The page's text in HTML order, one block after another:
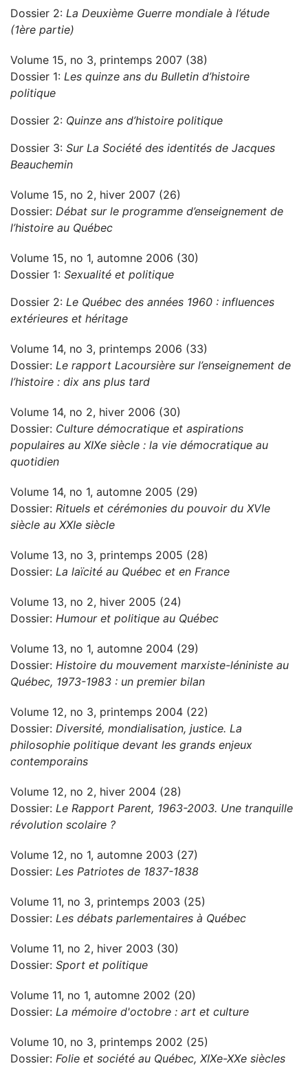
Dossier 2: La Deuxième Guerre mondiale à l’étude
(1ère partie)
Volume 15, no 3, printemps 2007 (38)
Dossier 1: Les quinze ans du Bulletin d’histoire
politique
Dossier 2: Quinze ans d’histoire politique
Dossier 3: Sur La Société des identités de Jacques
Beauchemin
Volume 15, no 2, hiver 2007 (26)
Dossier: Débat sur le programme d’enseignement de
l’histoire au Québec
Volume 15, no 1, automne 2006 (30)
Dossier 1: Sexualité et politique
Dossier 2: Le Québec des années 1960 : influences
extérieures et héritage
Volume 14, no 3, printemps 2006 (33)
Dossier: Le rapport Lacoursière sur l’enseignement de
l’histoire : dix ans plus tard
Volume 14, no 2, hiver 2006 (30)
Dossier: Culture démocratique et aspirations
populaires au XIXe siècle : la vie démocratique au
quotidien
Volume 14, no 1, automne 2005 (29)
Dossier: Rituels et cérémonies du pouvoir du XVIe
siècle au XXIe siècle
Volume 13, no 3, printemps 2005 (28)
Dossier: La laïcité au Québec et en France
Volume 13, no 2, hiver 2005 (24)
Dossier: Humour et politique au Québec
Volume 13, no 1, automne 2004 (29)
Dossier: Histoire du mouvement marxiste-léniniste au
Québec, 1973-1983 : un premier bilan
Volume 12, no 3, printemps 2004 (22)
Dossier: Diversité, mondialisation, justice. La
philosophie politique devant les grands enjeux
contemporains
Volume 12, no 2, hiver 2004 (28)
Dossier: Le Rapport Parent, 1963-2003. Une tranquille
révolution scolaire ?
Volume 12, no 1, automne 2003 (27)
Dossier: Les Patriotes de 1837-1838
Volume 11, no 3, printemps 2003 (25)
Dossier: Les débats parlementaires à Québec
Volume 11, no 2, hiver 2003 (30)
Dossier: Sport et politique
Volume 11, no 1, automne 2002 (20)
Dossier: La mémoire d'octobre : art et culture
Volume 10, no 3, printemps 2002 (25)
Dossier: Folie et société au Québec, XIXe-XXe siècles